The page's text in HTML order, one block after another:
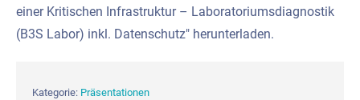
einer Kritischen Infrastruktur – Laboratoriumsdiagnostik
(B3S Labor) inkl. Datenschutz" herunterladen.
Kategorie: Präsentationen